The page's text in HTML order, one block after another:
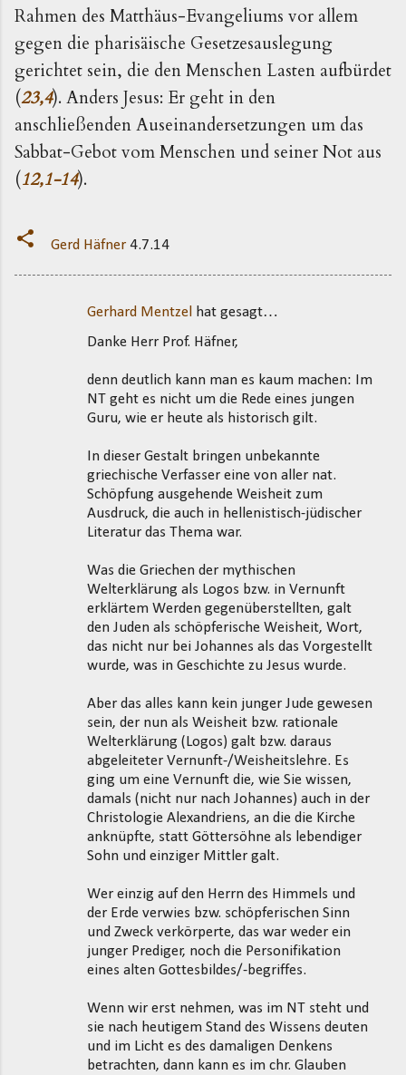
Rahmen des Matthäus-Evangeliums vor allem
gegen die pharisäische Gesetzesauslegung
gerichtet sein, die den Menschen Lasten aufbürdet
(23,4). Anders Jesus: Er geht in den
anschließenden Auseinandersetzungen um das
Sabbat-Gebot vom Menschen und seiner Not aus
(12,1-14).
Gerd Häfner 4.7.14
Gerhard Mentzel
hat gesagt…
Danke Herr Prof. Häfner,
denn deutlich kann man es kaum machen: Im
NT geht es nicht um die Rede eines jungen
Guru, wie er heute als historisch gilt.
In dieser Gestalt bringen unbekannte
griechische Verfasser eine von aller nat.
Schöpfung ausgehende Weisheit zum
Ausdruck, die auch in hellenistisch-jüdischer
Literatur das Thema war.
Was die Griechen der mythischen
Welterklärung als Logos bzw. in Vernunft
erklärtem Werden gegenüberstellten, galt
den Juden als schöpferische Weisheit, Wort,
das nicht nur bei Johannes als das Vorgestellt
wurde, was in Geschichte zu Jesus wurde.
Aber das alles kann kein junger Jude gewesen
sein, der nun als Weisheit bzw. rationale
Welterklärung (Logos) galt bzw. daraus
abgeleiteter Vernunft-/Weisheitslehre. Es
ging um eine Vernunft die, wie Sie wissen,
damals (nicht nur nach Johannes) auch in der
Christologie Alexandriens, an die die Kirche
anknüpfte, statt Göttersöhne als lebendiger
Sohn und einziger Mittler galt.
Wer einzig auf den Herrn des Himmels und
der Erde verwies bzw. schöpferischen Sinn
und Zweck verkörperte, das war weder ein
junger Prediger, noch die Personifikation
eines alten Gottesbildes/-begriffes.
Wenn wir erst nehmen, was im NT steht und
sie nach heutigem Stand des Wissens deuten
und im Licht es des damaligen Denkens
betrachten, dann kann es im chr. Glauben